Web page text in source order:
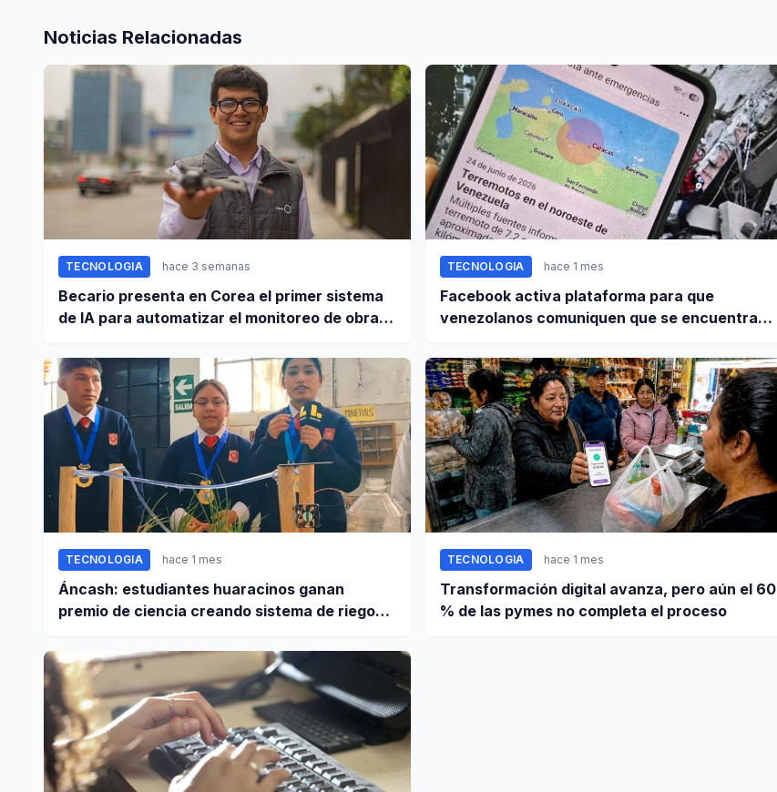
Noticias Relacionadas
TECNOLOGIA hace 3 semanas
Becario presenta en Corea el primer sistema
de IA para automatizar el monitoreo de obras
TECNOLOGIA hace 1 mes
Facebook activa plataforma para que
venezolanos comuniquen que se encuentran
TECNOLOGIA hace 1 mes
Áncash: estudiantes huaracinos ganan
premio de ciencia creando sistema de riego
TECNOLOGIA hace 1 mes
Transformación digital avanza, pero aún el 60
% de las pymes no completa el proceso